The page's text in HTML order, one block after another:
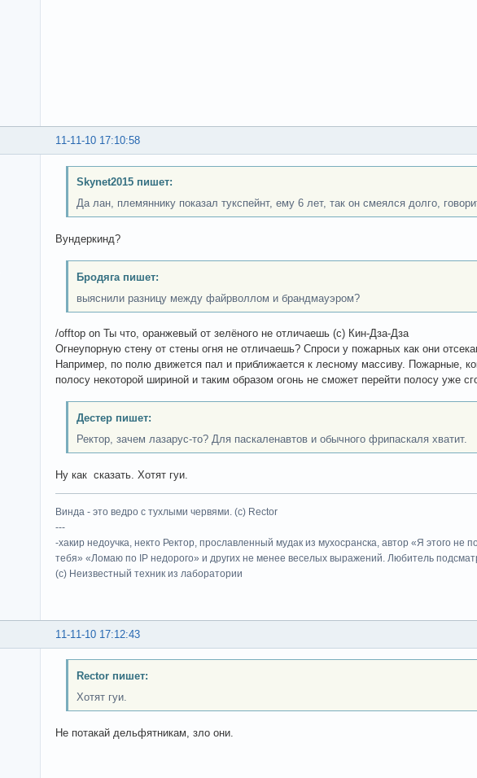
11-11-10 17:10:58
Skynet2015 пишет:
Да лан, племяннику показал тукспейнт, ему 6 лет, так он смеялся долго,
Вундеркинд?
Бродяга пишет:
выяснили разницу между файрволлом и брандмауэром?
/offtop on Ты что, оранжевый от зелёного не отличаешь (с) Кин-Дза-Дза
Огнеупорную стену от стены огня не отличаешь? Спроси у пожарных как они
Например, по полю движется пал и приближается к лесному массиву. Пожарные,
полосу некоторой шириной и таким образом огонь не сможет перейти полосу уже
Дестер пишет:
Ректор, зачем лазарус-то? Для паскаленавтов и обычного фрипаскаля хватит.
Ну как сказать. Хотят гуи.
Винда - это ведро с тухлыми червями. (с) Rector
---
-хакир недоучка, некто Ректор, прославленный мудак из мухосранска, автор «Я этого не
тебя» «Ломаю по IP недорого» и других не менее веселых выражений. Любитель
(c) Неизвестный техник из лаборатории
11-11-10 17:12:43
Rector пишет:
Хотят гуи.
Не потакай дельфятникам, зло они.